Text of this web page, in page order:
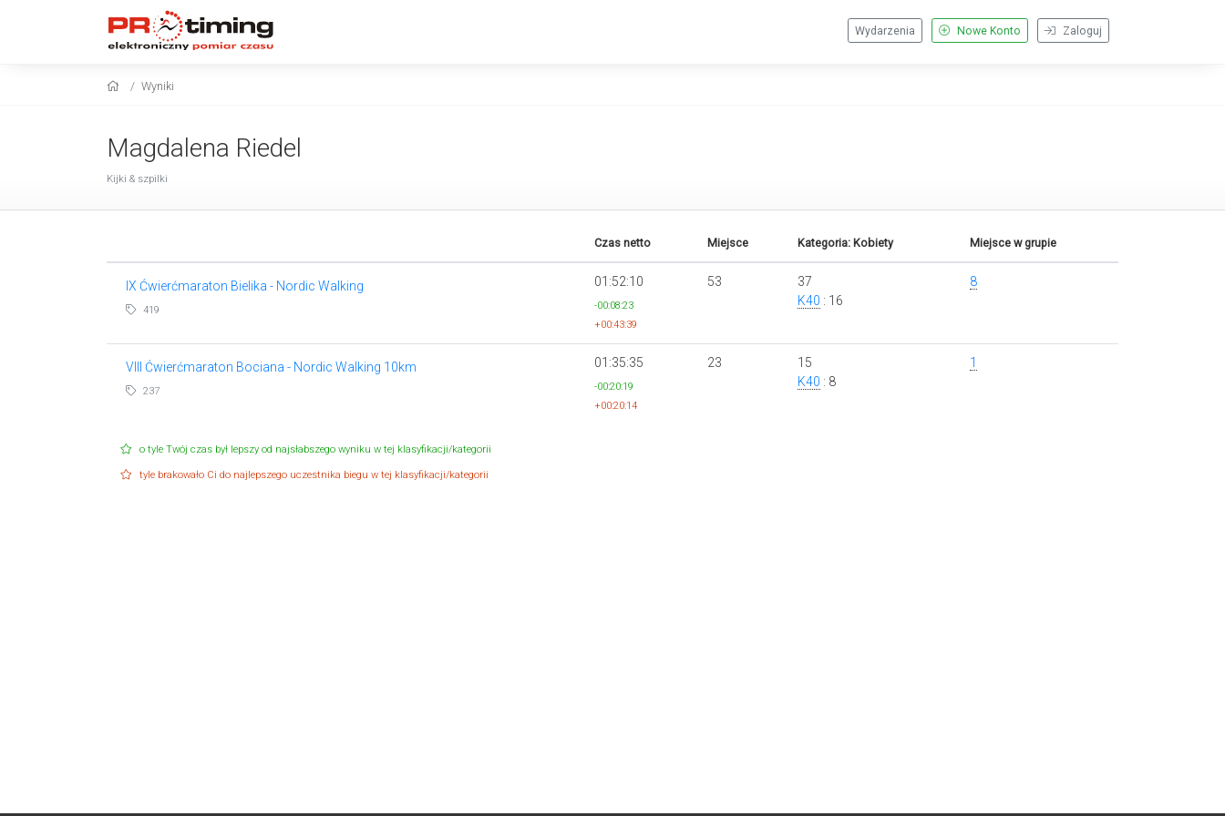
Zaloguj
Nowe Konto
Wydarzenia
Wyniki
Magdalena Riedel
Kijki & szpilki
Czas netto Miejsce Kategoria: Kobiety Miejsce w grupie
IX Ćwierćmaraton Bielika - Nordic Walking
419
01:52:10
-00:08:23
+00:43:39
53
37
K40 : 16
8
VIII Ćwierćmaraton Bociana - Nordic Walking 10km
237
01:35:35
-00:20:19
+00:20:14
23
15
K40 : 8
1
o tyle Twój czas był lepszy od najsłabszego wyniku w tej klasyfikacji/kategorii
tyle brakowało Ci do najlepszego uczestnika biegu w tej klasyfikacji/kategorii